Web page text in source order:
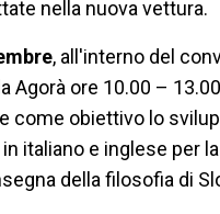
nella nuova vettura.
, all'interno del
Agorà ore 10.00 –
come obiettivo lo
italiano e inglese per
della filosofia di